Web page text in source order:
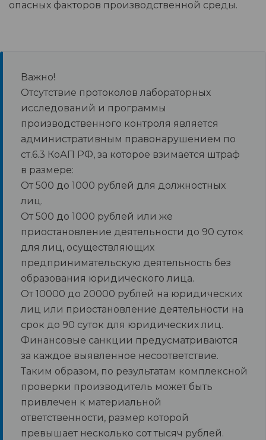
опасных факторов производственной среды.
Важно!
Отсутствие протоколов лабораторных
исследований и программы
производственного контроля является
административным правонарушением по
ст.6.3 КоАП РФ, за которое взимается штраф
в размере:
От 500 до 1000 рублей для должностных
лиц.
От 500 до 1000 рублей или же
приостановление деятельности до 90 суток
для лиц, осуществляющих
предпринимательскую деятельность без
образования юридического лица.
От 10000 до 20000 рублей на юридических
лиц или приостановление деятельности на
срок до 90 суток для юридических лиц.
Финансовые санкции предусматриваются
за каждое выявленное несоответствие.
Таким образом, по результатам комплексной
проверки производитель может быть
привлечен к материальной
ответственности, размер которой
превышает несколько сот тысяч рублей.